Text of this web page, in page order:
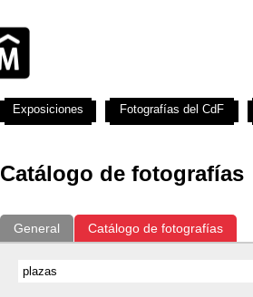
Catálogo de fotografías
General Catálogo de fotografías
Exposiciones Fotografías del CdF